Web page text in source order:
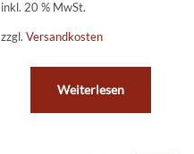
inkl. 20 % MwSt.
zzgl.Versandkosten
Weiterlesen